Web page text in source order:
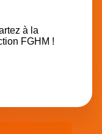
à la
FGHM !